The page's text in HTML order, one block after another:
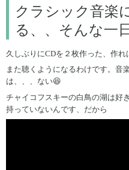
クラシック音楽
る、、そんな一日
久しぶりにCDを２枚作った、作れ
また聴くようになるわけです。音
は、、、ない😆
チャイコフスキーの白鳥の湖は好
持っていないんです、だから